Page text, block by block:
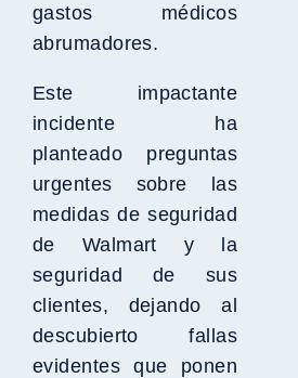
gastos médicos
abrumadores.
Este impactante
incidente ha
planteado preguntas
urgentes sobre las
medidas de seguridad
de Walmart y la
seguridad de sus
clientes, dejando al
descubierto fallas
evidentes que ponen